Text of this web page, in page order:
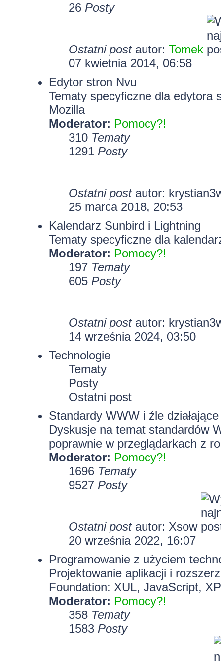
26 Posty
Ostatni postautor: Tomek
07 kwietnia 2014, 06:58
Edytor stron Nvu
Tematy specyficzne dla edytora
Mozilla
Moderator: Pomocy?!
310 Tematy
1291 Posty
Ostatni postautor:
25 marca 2018, 20:53
Kalendarz Sunbird i Lightning
Tematy specyficzne dla
Moderator: Pomocy?!
197 Tematy
605 Posty
Ostatni postautor:
14 września 2024, 03:50
Technologie
Tematy
Posty
Ostatni post
Standardy WWW i źle
Dyskusje na temat standardów
poprawnie w przeglądarkach z
Moderator: Pomocy?!
1696 Tematy
9527 Posty
Ostatni postautor: Xsow
20 września 2022, 16:07
Programowanie z użyciem
Projektowanie aplikacji i
Foundation: XUL, JavaScript,
Moderator: Pomocy?!
358 Tematy
1583 Posty